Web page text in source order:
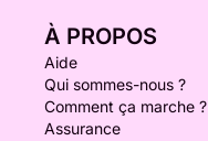
À PROPOS
Aide
Qui sommes-nous ?
Comment ça marche ?
Assurance